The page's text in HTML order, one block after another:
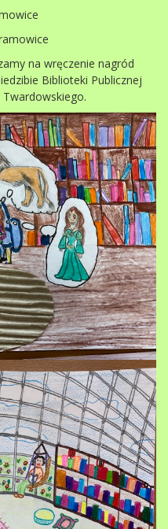
na wręczenie nagród
Biblioteki Publicznej
Twardowskiego.